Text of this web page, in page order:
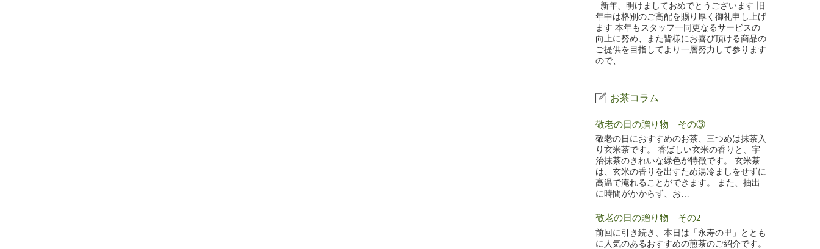
新年、明けましておめでとうございます 旧
年中は格別のご高配を賜り厚く御礼申し上げ
ます 本年もスタッフ一同更なるサービスの
向上に努め、また皆様にお喜び頂ける商品の
ご提供を目指してより一層努力して参ります
ので、…
お茶コラム
敬老の日の贈り物 その③
敬老の日におすすめのお茶、三つめは抹茶入
り玄米茶です。 香ばしい玄米の香りと、宇
治抹茶のきれいな緑色が特徴です。 玄米茶
は、玄米の香りを出すため湯冷ましをせずに
高温で淹れることができます。 また、抽出
に時間がかからず、お…
敬老の日の贈り物 その2
前回に引き続き、本日は「永寿の里」ととも
に人気のあるおすすめの煎茶のご紹介です。